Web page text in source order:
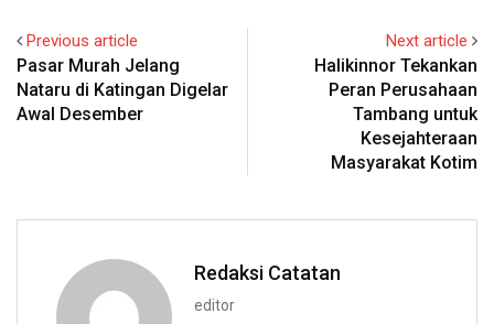
Previous article
Pasar Murah Jelang
Nataru di Katingan Digelar
Awal Desember
Next article
Halikinnor Tekankan
Peran Perusahaan
Tambang untuk
Kesejahteraan
Masyarakat Kotim
Redaksi Catatan
editor